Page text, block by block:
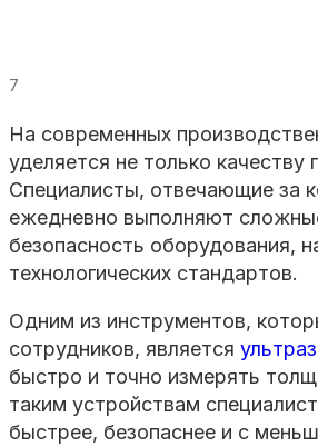
7
На современных
уделяется не только
Специалисты, отвечающие за
ежедневно выполняют
безопасность оборудования,
технологических стандартов.
Одним из инструментов,
сотрудников, является
быстро и точно измерять
таким устройствам
быстрее, безопаснее и с